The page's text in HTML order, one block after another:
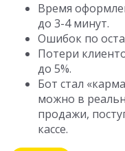
Время
до 3-4 минут.
Ошибок по
Потери
до 5%.
Бот стал
можно в
продажи,
кассе.